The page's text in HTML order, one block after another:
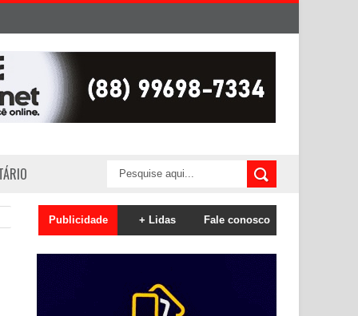
Publicidade + Lidas Fale conosco